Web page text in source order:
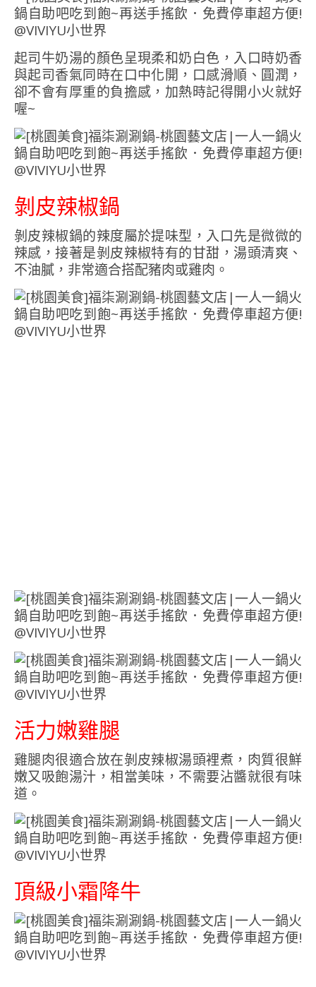
起司牛奶湯的顏色呈現柔和奶白色，入口時奶香
與起司香氣同時在口中化開，口感滑順、圓潤，
卻不會有厚重的負擔感，加熱時記得開小火就好
喔~
剝皮辣椒鍋
剝皮辣椒鍋的辣度屬於提味型，入口先是微微的
辣感，接著是剝皮辣椒特有的甘甜，湯頭清爽、
不油膩，非常適合搭配豬肉或雞肉。
活力嫩雞腿
雞腿肉很適合放在剝皮辣椒湯頭裡煮，肉質很鮮
嫩又吸飽湯汁，相當美味，不需要沾醬就很有味
道。
頂級小霜降牛